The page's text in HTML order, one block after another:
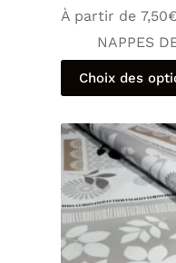
À partir de 7,50
NAPPES
Choix des